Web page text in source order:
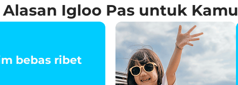
Alasan Igloo Pas untuk Kamu
bebas ribet